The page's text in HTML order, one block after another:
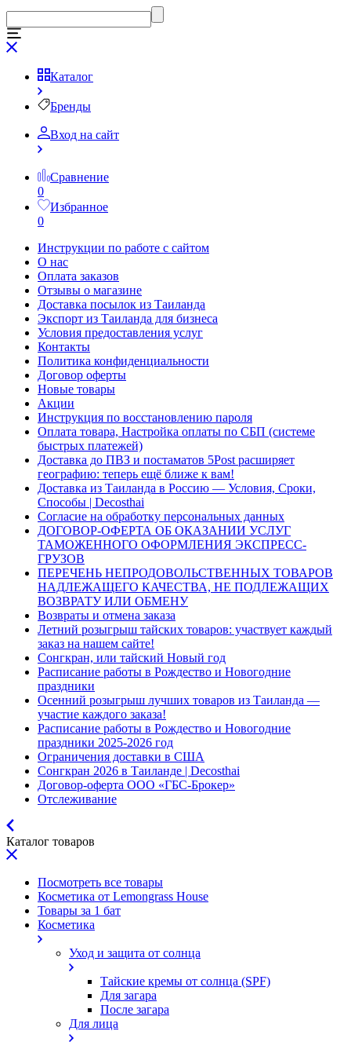
Каталог
Бренды
Вход на сайт
Сравнение
0
Избранное
0
Инструкции по работе с сайтом
О нас
Оплата заказов
Отзывы о магазине
Доставка посылок из Таиланда
Экспорт из Таиланда для бизнеса
Условия предоставления услуг
Контакты
Политика конфиденциальности
Договор оферты
Новые товары
Акции
Инструкция по восстановлению пароля
Оплата товара, Настройка оплаты по СБП (системе
быстрых платежей)
Доставка до ПВЗ и постаматов 5Post расширяет
географию: теперь ещё ближе к вам!
Доставка из Таиланда в Россию — Условия, Сроки,
Способы | Decosthai
Согласие на обработку персональных данных
ДОГОВОР-ОФЕРТА ОБ ОКАЗАНИИ УСЛУГ
ТАМОЖЕННОГО ОФОРМЛЕНИЯ ЭКСПРЕСС-
ГРУЗОВ
ПЕРЕЧЕНЬ НЕПРОДОВОЛЬСТВЕННЫХ ТОВАРОВ
НАДЛЕЖАЩЕГО КАЧЕСТВА, НЕ ПОДЛЕЖАЩИХ
ВОЗВРАТУ ИЛИ ОБМЕНУ
Возвраты и отмена заказа
Летний розыгрыш тайских товаров: участвует каждый
заказ на нашем сайте!
Сонгкран, или тайский Новый год
Расписание работы в Рождество и Новогодние
праздники
Осенний розыгрыш лучших товаров из Таиланда —
участие каждого заказа!
Расписание работы в Рождество и Новогодние
праздники 2025-2026 год
Ограничения доставки в США
Сонгкран 2026 в Таиланде | Decosthai
Договор-оферта ООО «ГБС-Брокер»
Отслеживание
Каталог товаров
Посмотреть все товары
Косметика от Lemongrass House
Товары за 1 бат
Косметика
Уход и защита от солнца
Тайские кремы от солнца (SPF)
Для загара
После загара
Для лица